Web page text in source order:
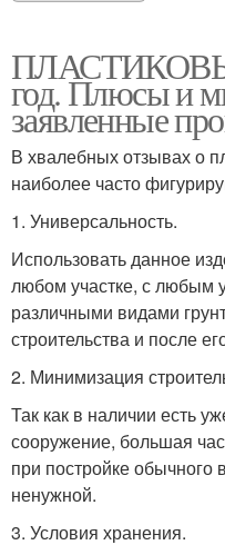
год. Плюсы и
заявленные
В хвалебных отзывах о
наиболее часто
1. Универсальность.
Использовать данное
любом участке, с любым
различными видами
строительства и после
2. Минимизация
Так как в наличии есть
сооружение, большая
при постройке обычного
ненужной.
3. Условия хранения.